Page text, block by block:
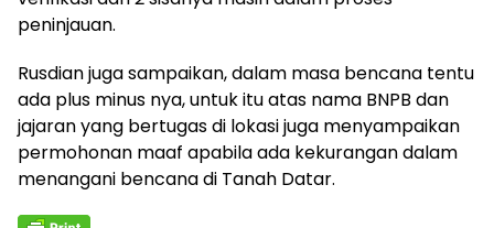
peninjauan.
Rusdian juga sampaikan, dalam masa bencana tentu
ada plus minus nya, untuk itu atas nama BNPB dan
jajaran yang bertugas di lokasi juga menyampaikan
permohonan maaf apabila ada kekurangan dalam
menangani bencana di Tanah Datar.